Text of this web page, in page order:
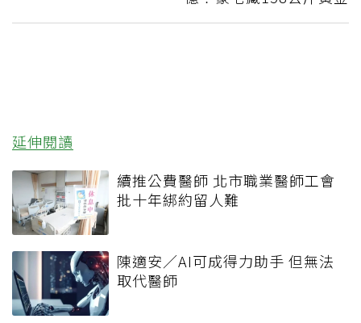
延伸閱讀
續推公費醫師 北市職業醫師工會
批十年綁約留人難
陳適安／AI可成得力助手 但無法
取代醫師